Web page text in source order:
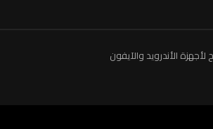
الأندرويد والآيفون